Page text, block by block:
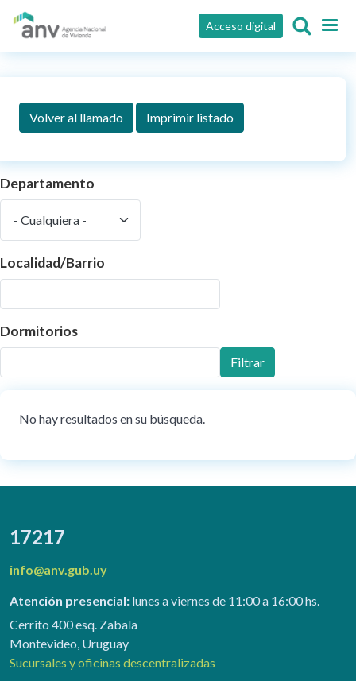
Pasar al contenido principal
Acceso digital
Volver al llamado Imprimir listado
Departamento
Localidad/Barrio
Dormitorios
Filtrar
No hay resultados en su búsqueda.
17217
info@anv.gub.uy
Atención presencial: lunes a viernes de 11:00 a 16:00 hs.
Cerrito 400 esq. Zabala
Montevideo, Uruguay
Sucursales y oficinas descentralizadas